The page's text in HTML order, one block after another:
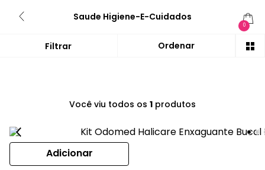
Saude Higiene-E-Cuidados
0
Você viu todos os 1 produtos
Adicionar